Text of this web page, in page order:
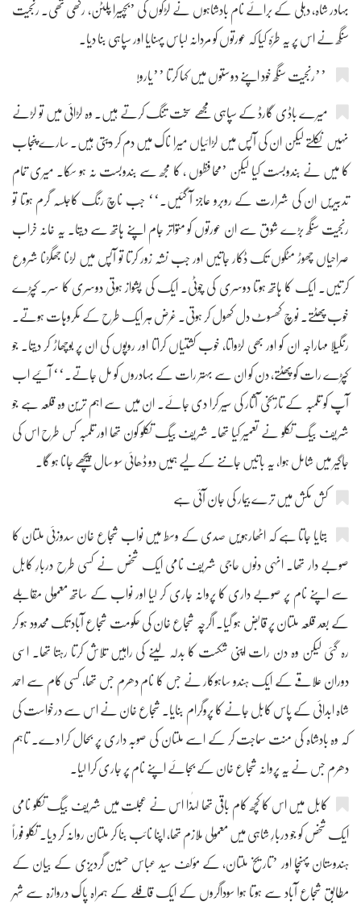
بہادر شاہ، دہلی کے برائے نام بادشاہوں نے لڑکوں کی ’بچہیرا پلٹن، رکھی تھی۔ رنجیت
سنگھ نے اس پر یہ طرّہ کیا کہ عورتوں کو مردانہ لباس پہنایا اور سپاہی بنا دیا۔
’’رنجیت سنگھ خود اپنے دوستوں میں کہا کرتا ’’یارو!
میرے باڈی گارڈ کے سپاہی مجھے سخت تنگ کرتے ہیں۔ وہ لڑائی میں تو لڑنے
نہیں نکلتے لیکن ان کی آپس میں لڑائیاں میرا ناک میں دم کر دیتی ہیں۔ سارے پنجاب
کا میں نے بندوبست کیا لیکن ’محافظوں ، کا مجھ سے بندوبست نہ ہو سکا۔ میری تمام
تدبیریں ان کی شرارت کے روبرو عاجز آ گئیں۔‘‘ جب ناچ رنگ کاجلسہ گرم ہوتا تو
رنجیت سنگھ بڑے شوق سے ان عورتوں کو متواتر جام اپنے ہاتھ سے دیتا۔ یہ خانہ خراب
صراحیاں چھوڑ مٹکوں تک ڈکار جاتیں اور جب نشہ زور کرتا تو آپس میں لڑنا جھگڑنا شروع
کرتیں۔ ایک کا ہاتھ ہوتا دوسری کی چوٹی۔ ایک کی پشواز ہوتی دوسری کا سر۔ کپڑے
خوب پھٹتے۔ نوچ کھسوٹ دل کھول کر ہوتی۔ غرض ہر ایک طرح کے مکروہات ہوتے۔
رنگیلا مہاراجہ ان کو اور بھی لڑواتا، خوب کشتیاں کراتا اور روپوں کی ان پر بوچھاڑ کر دیتا۔ جو
کپڑے رات کو پھٹتے، دن کو ان سے بہتر رات کے بہادروں کو مل جاتے۔‘‘ آئیے اب
آپ کو تلمبہ کے تاریخی آثار کی سیر کرا دی جائے۔ ان میں سے اہم ترین وہ قلعہ ہے جو
شریف بیگ تکلو نے تعمیر کیا تھا۔ شریف بیگ تکلو کون تھا اور تلمبہ کس طرح اس کی
جاگیر میں شامل ہوا، یہ باتیں جاننے کے لیے ہمیں دو ڈھائی سو سال پیچھے جانا ہو گا۔
کش مکش میں ترے بیمار کی جان آئی ہے
بتایا جاتا ہے کہ اٹھارہویں صدی کے وسط میں نواب شجاع خان سدوزئی ملتان کا
صوبے دار تھا۔ انہی دنوں حاجی شریف نامی ایک شخص نے کسی طرح دربارِ کابل
سے اپنے نام پر صوبے داری کا پروانہ جاری کر لیا اور نواب کے ساتھ معمولی مقابلے
کے بعد قلعہ ملتان پر قابض ہو گیا۔ اگرچہ شجاع خان کی حکومت شجاع آباد تک محدود ہو کر
رہ گئی لیکن وہ دن رات اپنی شکست کا بدلہ لینے کی راہیں تلاش کرتا رہتا تھا۔ اسی
دوران علاقے کے ایک ہندو ساہوکار نے جس کا نام دھرم جس تھا، کسی کام سے احمد
شاہ ابدائی کے پاس کابل جانے کا پروگرام بنایا۔ شجاع خان نے اس سے درخواست کی
کہ وہ بادشاہ کی منت سماجت کر کے اسے ملتان کی صوبہ داری پر بحال کرا دے۔ تاہم
دھرم جس نے یہ پروانہ شجاع خان کے بجائے اپنے نام پر جاری کرا لیا۔
کابل میں اس کا کچھ کام باقی تھا لہٰذا اس نے عجلت میں شریف بیگ تکلو نامی
ایک شخص کو جو دربارِ شاہی میں معمولی ملازم تھا، اپنا نائب بنا کر ملتان روانہ کر دیا۔ تکلو فوراً
ہندوستان پہنچا اور ’تاریخ ملتان، کے مؤلف سید عباس حسین گردیزی کے بیان کے
مطابق شجاع آباد سے ہوتا ہوا سوداگروں کے ایک قافلے کے ہمراہ پاک دروازہ سے شہر